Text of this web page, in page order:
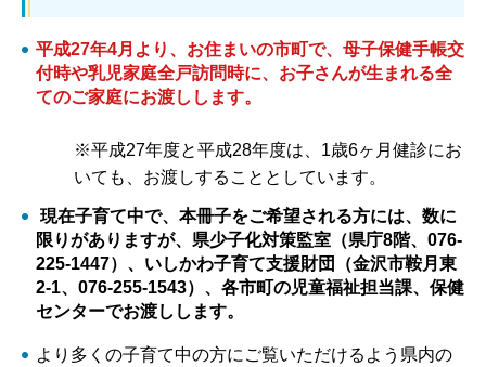
平成27年4月より、お住まいの市町で、母子保健手帳交
付時や乳児家庭全戸訪問時に、お子さんが生まれる全
てのご家庭にお渡しします。
※平成27年度と平成28年度は、1歳6ヶ月健診にお
いても、お渡しすることとしています。
現在子育て中で、本冊子をご希望される方には、数に
限りがありますが、県少子化対策監室（県庁8階、076-
225-1447）、いしかわ子育て支援財団（金沢市鞍月東
2-1、076-255-1543）、各市町の児童福祉担当課、保健
センターでお渡しします。
より多くの子育て中の方にご覧いただけるよう県内の